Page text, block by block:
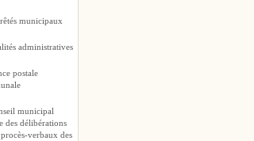
municipaux
administratives
postale
municipal
des délibérations
verbaux des